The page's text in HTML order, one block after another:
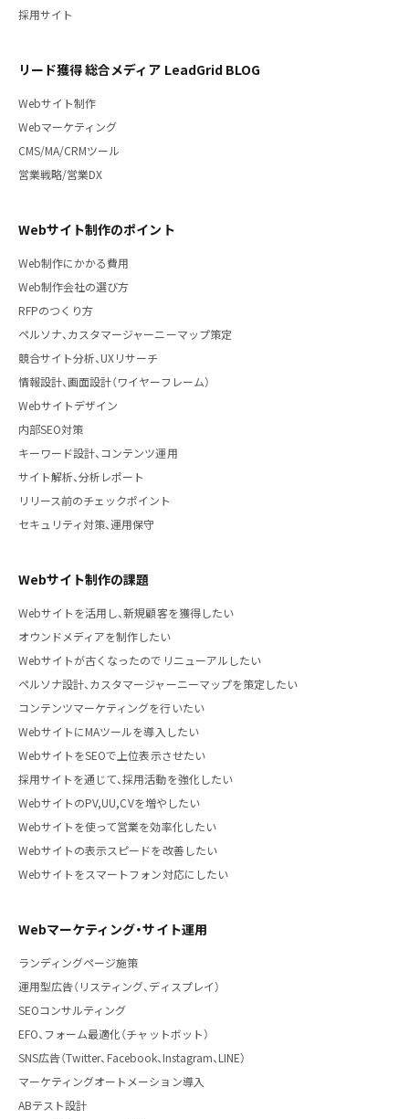
採用サイト
リード獲得 総合メディア LeadGrid BLOG
Webサイト制作
Webマーケティング
CMS/MA/CRMツール
営業戦略/営業DX
Webサイト制作のポイント
Web制作にかかる費用
Web制作会社の選び方
RFPのつくり方
ペルソナ、カスタマージャーニーマップ策定
競合サイト分析、UXリサーチ
情報設計、画面設計（ワイヤーフレーム）
Webサイトデザイン
内部SEO対策
キーワード設計、コンテンツ運用
サイト解析、分析レポート
リリース前のチェックポイント
セキュリティ対策、運用保守
Webサイト制作の課題
Webサイトを活用し、新規顧客を獲得したい
オウンドメディアを制作したい
Webサイトが古くなったのでリニューアルしたい
ペルソナ設計、カスタマージャーニーマップを策定したい
コンテンツマーケティングを行いたい
WebサイトにMAツールを導入したい
WebサイトをSEOで上位表示させたい
採用サイトを通じて、採用活動を強化したい
WebサイトのPV,UU,CVを増やしたい
Webサイトを使って営業を効率化したい
Webサイトの表示スピードを改善したい
Webサイトをスマートフォン対応にしたい
Webマーケティング・サイト運用
ランディングページ施策
運用型広告（リスティング、ディスプレイ）
SEOコンサルティング
EFO、フォーム最適化（チャットボット）
SNS広告（Twitter、Facebook、Instagram、LINE）
マーケティングオートメーション導入
ABテスト設計